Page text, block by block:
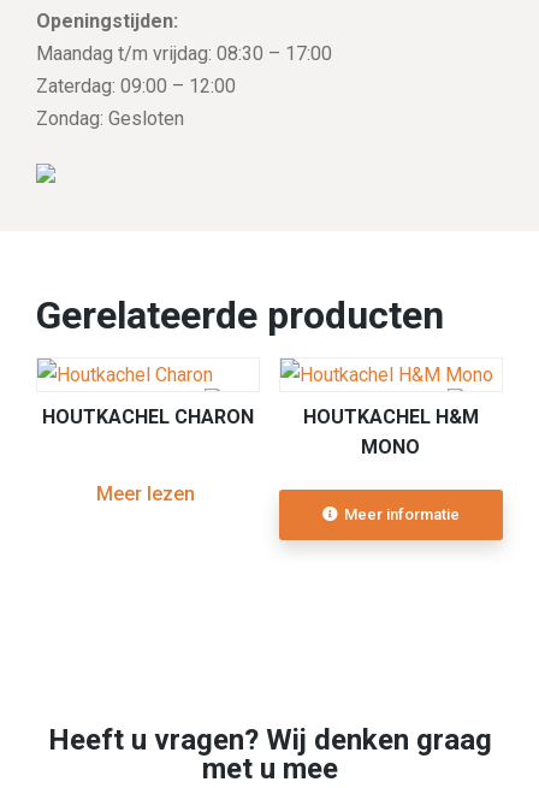
Openingstijden:
Maandag t/m vrijdag: 08:30 – 17:00
Zaterdag: 09:00 – 12:00
Zondag: Gesloten
Gerelateerde producten
HOUTKACHEL CHARON
Meer lezen
HOUTKACHEL H&M
MONO
Meer informatie
Heeft u vragen? Wij denken graag
met u mee